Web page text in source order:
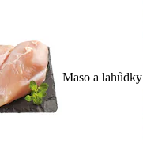
Maso a lahůdky